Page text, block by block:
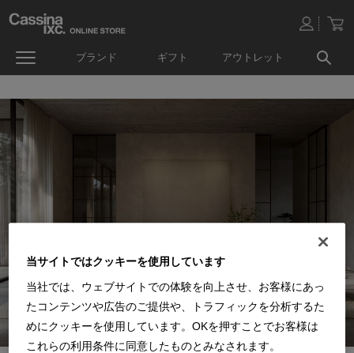
ブランド ギフト アウトレット
当サイトではクッキーを使用しています
当社では、ウェブサイトでの体験を向上させ、お客様にあっ
たコンテンツや広告のご提供や、トラフィックを分析するた
めにクッキーを使用しています。OKを押すことでお客様は
これらの利用条件に同意したものとみなされます。